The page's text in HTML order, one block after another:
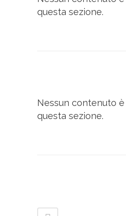
questa sezione.
Nessun contenuto
questa sezione.